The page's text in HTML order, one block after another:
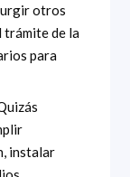
otros
trámite de la
para
instalar